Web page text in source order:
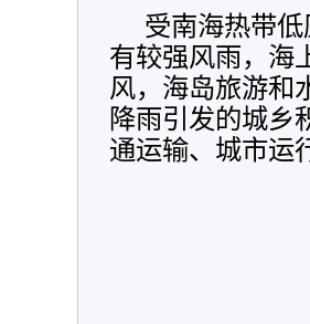
受南海热带
有较强风雨，海
风，海岛旅游和
降雨引发的城乡
通运输、城市运